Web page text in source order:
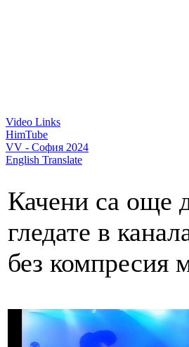
Video Links
HimTube
VV - София 2024
English Translate
Качени са още
гледате в
без компресия